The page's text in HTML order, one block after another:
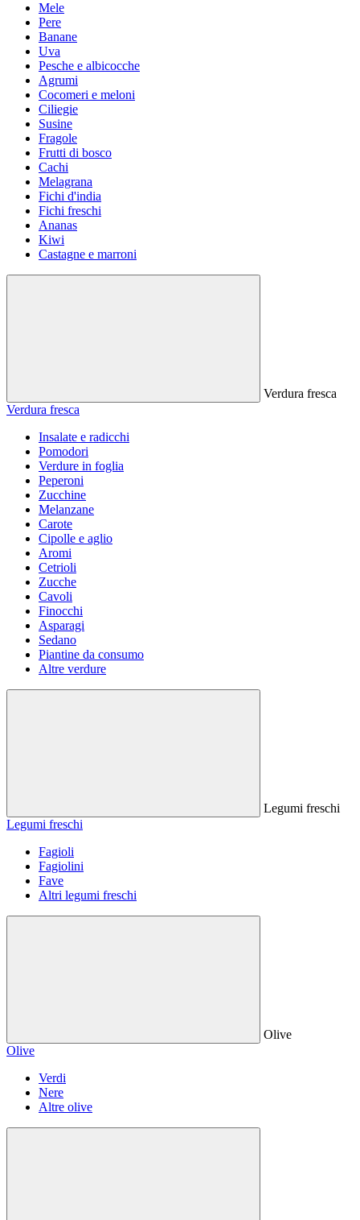
Mele
Pere
Banane
Uva
Pesche e albicocche
Agrumi
Cocomeri e meloni
Ciliegie
Susine
Fragole
Frutti di bosco
Cachi
Melagrana
Fichi d'india
Fichi freschi
Ananas
Kiwi
Castagne e marroni
Verdura fresca
Verdura fresca
Insalate e radicchi
Pomodori
Verdure in foglia
Peperoni
Zucchine
Melanzane
Carote
Cipolle e aglio
Aromi
Cetrioli
Zucche
Cavoli
Finocchi
Asparagi
Sedano
Piantine da consumo
Altre verdure
Legumi freschi
Legumi freschi
Fagioli
Fagiolini
Fave
Altri legumi freschi
Olive
Olive
Verdi
Nere
Altre olive